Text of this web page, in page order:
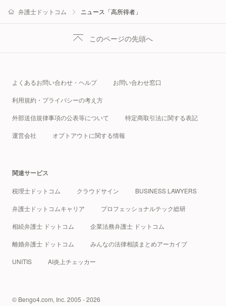
弁護士ドットコム ニュース「高所得者」
このページの先頭へ
よくあるお問い合わせ・ヘルプ お問い合わせ窓口
利用規約・プライバシーの考え方
外部送信規律事項の公表等について 特定商取引法に関する表記
運営会社 オプトアウトに関する情報
関連サービス
税理士ドットコム クラウドサイン BUSINESS LAWYERS
弁護士ドットコムキャリア プロフェッショナルテック総研
相続弁護士 ドットコム 企業法務弁護士 ドットコム
離婚弁護士 ドットコム みんなの法律相談まとめアーカイブ
UNITIS AI炎上チェッカー
© Bengo4.com, Inc. 2005 - 2026